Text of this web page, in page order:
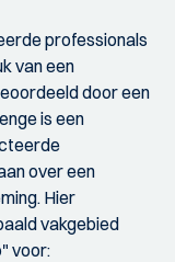
professionals
van een
door een
is een
over een
Hier
vakgebied
voor: